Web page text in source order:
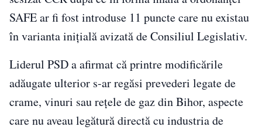
SAFE ar fi fost introduse 11 puncte care nu existau
în varianta inițială avizată de Consiliul Legislativ.
Liderul PSD a afirmat că printre modificările
adăugate ulterior s-ar regăsi prevederi legate de
crame, vinuri sau rețele de gaz din Bihor, aspecte
care nu aveau legătură directă cu industria de